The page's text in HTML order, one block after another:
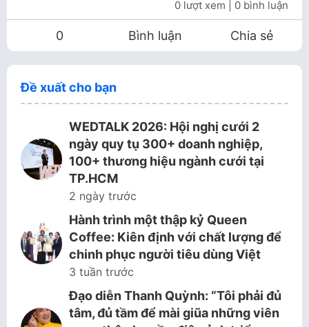
0 lượt xem | 0 bình luận
0 Bình luận Chia sẻ
Đề xuất cho bạn
WEDTALK 2026: Hội nghị cưới 2
ngày quy tụ 300+ doanh nghiệp,
100+ thương hiệu ngành cưới tại
TP.HCM
2 ngày trước
Hành trình một thập kỷ Queen
Coffee: Kiên định với chất lượng để
chinh phục người tiêu dùng Việt
3 tuần trước
Đạo diễn Thanh Quỳnh: “Tôi phải đủ
tâm, đủ tầm để mài giũa những viên